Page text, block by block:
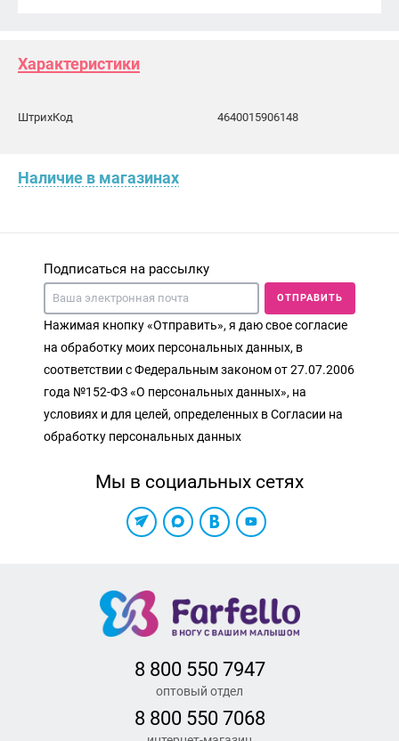
Характеристики
ШтрихКод 4640015906148
Наличие в магазинах
Подписаться на рассылку
ОТПРАВИТЬ
Нажимая кнопку «Отправить», я даю свое согласие
на обработку моих персональных данных, в
соответствии с Федеральным законом от 27.07.2006
года №152-ФЗ «О персональных данных», на
условиях и для целей, определенных в Согласии на
обработку персональных данных
Мы в социальных сетях
8 800 550 7947
оптовый отдел
8 800 550 7068